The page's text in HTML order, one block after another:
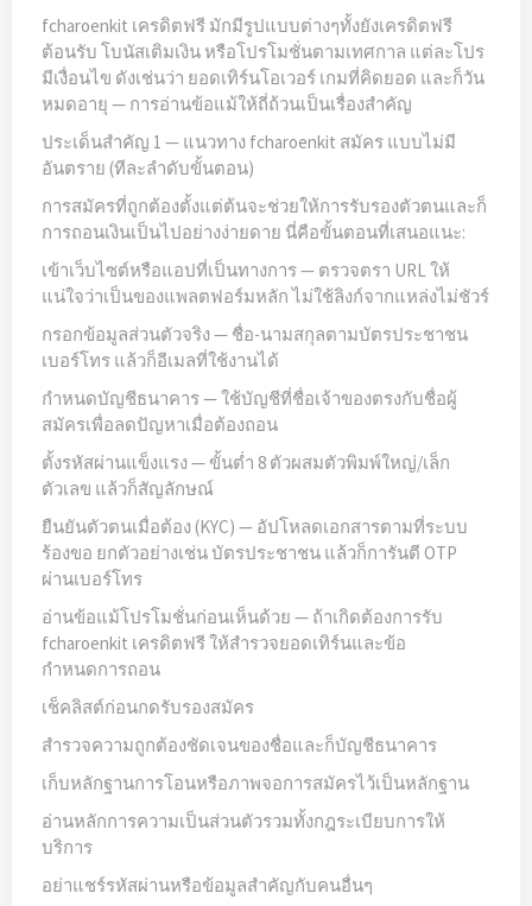
fcharoenkit เครดิตฟรี มักมีรูปแบบต่างๆทั้งยังเครดิตฟรี
ต้อนรับ โบนัสเติมเงิน หรือโปรโมชั่นตามเทศกาล แต่ละโปร
มีเงื่อนไข ดังเช่นว่า ยอดเทิร์นโอเวอร์ เกมที่คิดยอด และก็วัน
หมดอายุ — การอ่านข้อแม้ให้ถี่ถ้วนเป็นเรื่องสำคัญ
ประเด็นสำคัญ 1 — แนวทาง fcharoenkit สมัคร แบบไม่มี
อันตราย (ทีละลำดับขั้นตอน)
การสมัครที่ถูกต้องตั้งแต่ต้นจะช่วยให้การรับรองตัวตนและก็
การถอนเงินเป็นไปอย่างง่ายดาย นี่คือขั้นตอนที่เสนอแนะ:
เข้าเว็บไซต์หรือแอปที่เป็นทางการ — ตรวจตรา URL ให้
แน่ใจว่าเป็นของแพลตฟอร์มหลัก ไม่ใช้ลิงก์จากแหล่งไม่ชัวร์
กรอกข้อมูลส่วนตัวจริง — ชื่อ-นามสกุลตามบัตรประชาชน
เบอร์โทร แล้วก็อีเมลที่ใช้งานได้
กำหนดบัญชีธนาคาร — ใช้บัญชีที่ชื่อเจ้าของตรงกับชื่อผู้
สมัครเพื่อลดปัญหาเมื่อต้องถอน
ตั้งรหัสผ่านแข็งแรง — ขั้นต่ำ 8 ตัวผสมตัวพิมพ์ใหญ่/เล็ก
ตัวเลข แล้วก็สัญลักษณ์
ยืนยันตัวตนเมื่อต้อง (KYC) — อัปโหลดเอกสารตามที่ระบบ
ร้องขอ ยกตัวอย่างเช่น บัตรประชาชน แล้วก็การันตี OTP
ผ่านเบอร์โทร
อ่านข้อแม้โปรโมชั่นก่อนเห็นด้วย — ถ้าเกิดต้องการรับ
fcharoenkit เครดิตฟรี ให้สำรวจยอดเทิร์นและข้อ
กำหนดการถอน
เช็คลิสต์ก่อนกดรับรองสมัคร
สำรวจความถูกต้องชัดเจนของชื่อและก็บัญชีธนาคาร
เก็บหลักฐานการโอนหรือภาพจอการสมัครไว้เป็นหลักฐาน
อ่านหลักการความเป็นส่วนตัวรวมทั้งกฎระเบียบการให้
บริการ
อย่าแชร์รหัสผ่านหรือข้อมูลสำคัญกับคนอื่นๆ